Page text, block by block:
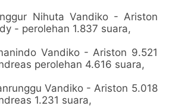
Nihuta Vandiko - Ariston
- perolehan 1.837 suara,
Vandiko - Ariston 9.521
perolehan 4.616 suara,
Vandiko - Ariston 5.018
1.231 suara,